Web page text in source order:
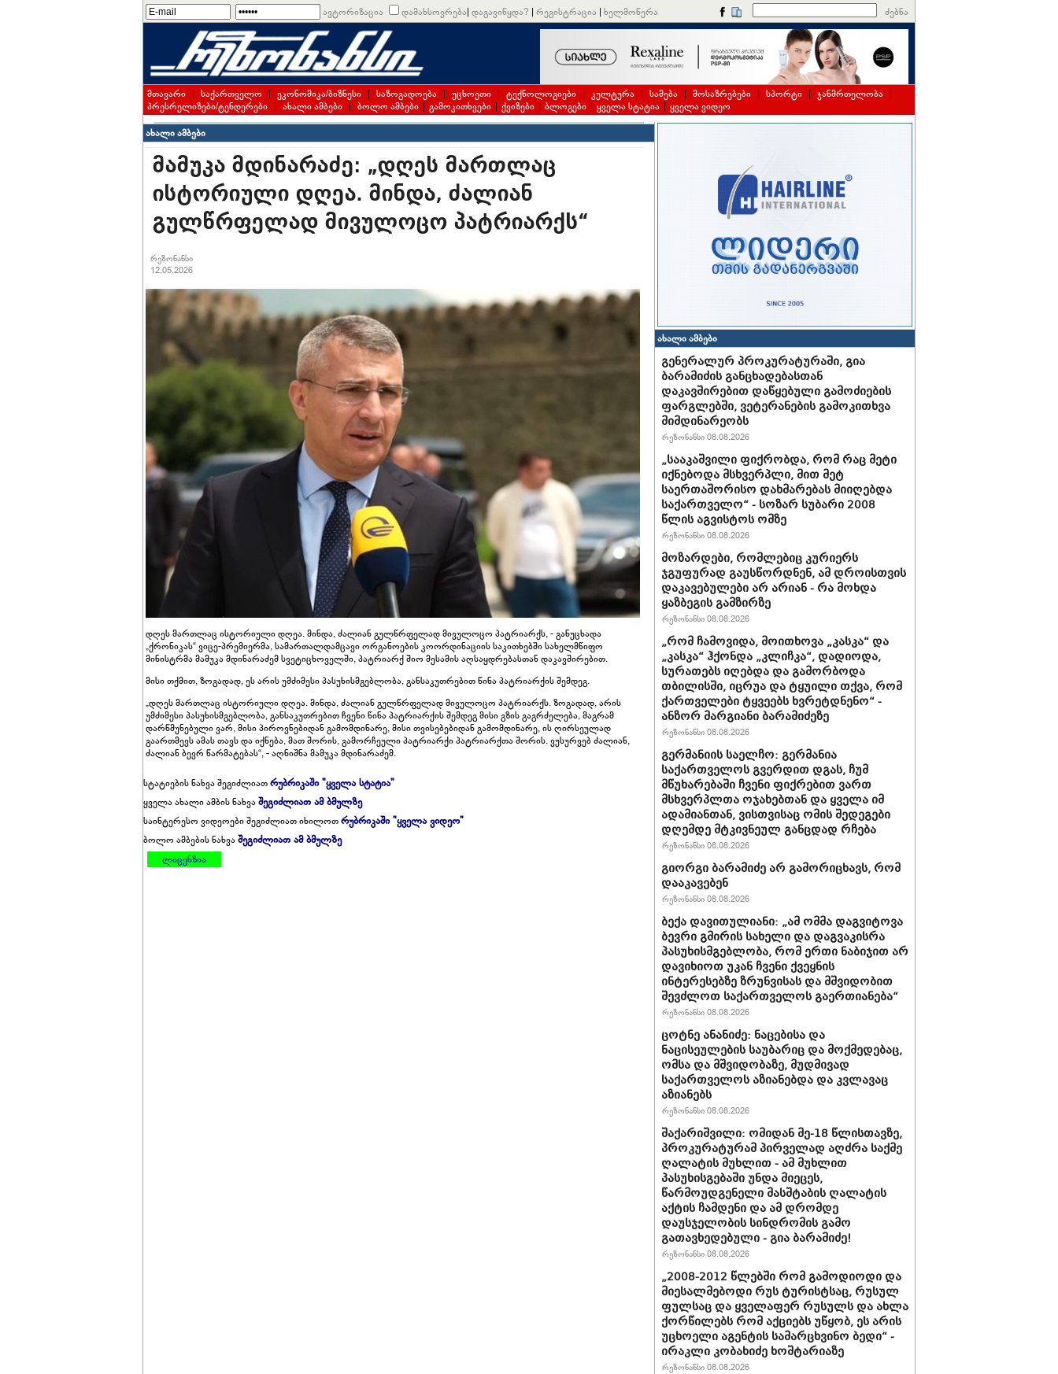
ავტორიზაცია დამახსოვრება| დაგავიწყდა? | რეგისტრაცია | ხელმოწერა ძებნა
მთავარი | საქართველო | ეკონომიკა/ბიზნესი | საზოგადოება | უცხოეთი | ტექნოლოგიები | კულტურა | სამება | მოსაზრებები | სპორტი | ჯანმრთელობა |
პრესრელიზები/ტენდერები | ახალი ამბები | ბოლო ამბები | გამოკითხვები | ქვიზები | ბლოგები | ყველა სტატია | ყველა ვიდეო
ახალი ამბები
მამუკა მდინარაძე: „დღეს მართლაც
ისტორიული დღეა. მინდა, ძალიან
გულწრფელად მივულოცო პატრიარქს“
რეზონანსი
12.05.2026
დღეს მართლაც ისტორიული დღეა. მინდა, ძალიან გულწრფელად მივულოცო პატრიარქს, - განუცხადა
„ქრონიკას“ ვიცე-პრემიერმა, სამართალდამცავი ორგანოების კოორდინაციის საკითხებში სახელმწიფო
მინისტრმა მამუკა მდინარაძემ სვეტიცხოველში, პატრიარქ შიო მესამის აღსაყდრებასთან დაკავშირებით.
მისი თქმით, ზოგადად, ეს არის უმძიმესი პასუხისმგებლობა, განსაკუთრებით წინა პატრიარქის შემდეგ.
„დღეს მართლაც ისტორიული დღეა. მინდა, ძალიან გულწრფელად მივულოცო პატრიარქს. ზოგადად, არის
უმძიმესი პასუხისმგებლობა, განსაკუთრებით ჩვენი წინა პატრიარქის შემდეგ მისი გზის გაგრძელება, მაგრამ
დარწმუნებული ვარ, მისი პიროვნებიდან გამომდინარე, მისი თვისებებიდან გამომდინარე, ის ღირსეულად
გაართმევს ამას თავს და იქნება, მათ შორის, გამორჩეული პატრიარქი პატრიარქთა შორის. ვუსურვებ ძალიან,
ძალიან ბევრ წარმატებას“, - აღნიშნა მამუკა მდინარაძემ.
სტატიების ნახვა შეგიძლიათრუბრიკაში "ყველა სტატია"
ყველა ახალი ამბის ნახვაშეგიძლიათ ამ ბმულზე
საინტერესო ვიდეოები შეგიძლიათ იხილოთრუბრიკაში "ყველა ვიდეო"
ბოლო ამბების ნახვაშეგიძლიათ ამ ბმულზე
ლიცენზია
ახალი ამბები
გენერალურ პროკურატურაში, გია
ბარამიძის განცხადებასთან
დაკავშირებით დაწყებული გამოძიების
ფარგლებში, ვეტერანების გამოკითხვა
მიმდინარეობს
რეზონანსი 08.08.2026
„სააკაშვილი ფიქრობდა, რომ რაც მეტი
იქნებოდა მსხვერპლი, მით მეტ
საერთაშორისო დახმარებას მიიღებდა
საქართველო“ - სოზარ სუბარი 2008
წლის აგვისტოს ომზე
რეზონანსი 08.08.2026
მოზარდები, რომლებიც კურიერს
ჯგუფურად გაუსწორდნენ, ამ დროისთვის
დაკავებულები არ არიან - რა მოხდა
ყაზბეგის გამზირზე
რეზონანსი 08.08.2026
„რომ ჩამოვიდა, მოითხოვა „კასკა“ და
„კასკა“ ჰქონდა „კლიჩკა“, დადიოდა,
სურათებს იღებდა და გამორბოდა
თბილისში, იცრუა და ტყუილი თქვა, რომ
ქართველები ტყვეებს ხვრეტდნენო“ -
ანზორ მარგიანი ბარამიძეზე
რეზონანსი 08.08.2026
გერმანიის საელჩო: გერმანია
საქართველოს გვერდით დგას, ჩუმ
მწუხარებაში ჩვენი ფიქრებით ვართ
მსხვერპლთა ოჯახებთან და ყველა იმ
ადამიანთან, ვისთვისაც ომის შედეგები
დღემდე მტკივნეულ განცდად რჩება
რეზონანსი 08.08.2026
გიორგი ბარამიძე არ გამორიცხავს, რომ
დააკავებენ
რეზონანსი 08.08.2026
ბექა დავითულიანი: „ამ ომმა დაგვიტოვა
ბევრი გმირის სახელი და დაგვაკისრა
პასუხისმგებლობა, რომ ერთი ნაბიჯით არ
დავიხიოთ უკან ჩვენი ქვეყნის
ინტერესებზე ზრუნვისას და მშვიდობით
შევძლოთ საქართველოს გაერთიანება“
რეზონანსი 08.08.2026
ცოტნე ანანიძე: ნაცებისა და
ნაცისეულების საუბარიც და მოქმედებაც,
ომსა და მშვიდობაზე, მუდმივად
საქართველოს აზიანებდა და კვლავაც
აზიანებს
რეზონანსი 08.08.2026
შაქარიშვილი: ომიდან მე-18 წლისთავზე,
პროკურატურამ პირველად აღძრა საქმე
ღალატის მუხლით - ამ მუხლით
პასუხისგებაში უნდა მიეცეს,
წარმოუდგენელი მასშტაბის ღალატის
აქტის ჩამდენი და ამ დრომდე
დაუსჯელობის სინდრომის გამო
გათავხედებული - გია ბარამიძე!
რეზონანსი 08.08.2026
„2008-2012 წლებში რომ გამოდიოდი და
მიესალმებოდი რუს ტურისტსაც, რუსულ
ფულსაც და ყველაფერ რუსულს და ახლა
ქორწილებს რომ აქციებს უწყობ, ეს არის
უცხოელი აგენტის სამარცხვინო ბედი“ -
ირაკლი კობახიძე ხოშტარიაზე
რეზონანსი 08.08.2026